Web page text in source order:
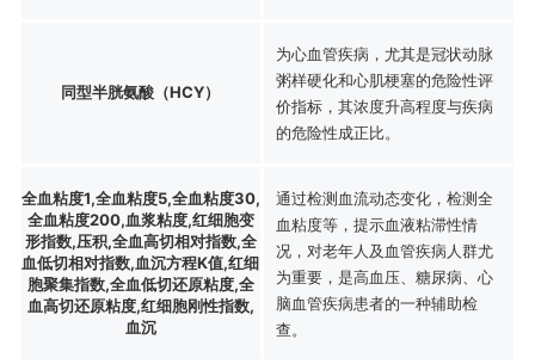
同型半胱氨酸（HCY）
为心血管疾病，尤其是冠状动脉
粥样硬化和心肌梗塞的危险性评
价指标，其浓度升高程度与疾病
的危险性成正比。
全血粘度1,全血粘度5,全血粘度30,
全血粘度200,血浆粘度,红细胞变
形指数,压积,全血高切相对指数,全
血低切相对指数,血沉方程K值,红细
胞聚集指数,全血低切还原粘度,全
血高切还原粘度,红细胞刚性指数,
血沉
通过检测血流动态变化，检测全
血粘度等，提示血液粘滞性情
况，对老年人及血管疾病人群尤
为重要，是高血压、糖尿病、心
脑血管疾病患者的一种辅助检
查。